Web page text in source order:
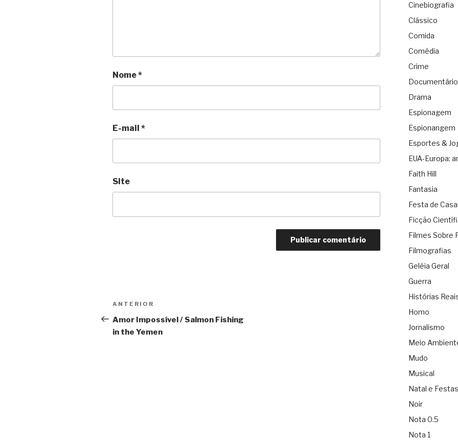
Nome*
E-mail *
Site
Navegação
de
Post
Anterior
ANTERIOR
Amor Impossível / Salmon Fishing
in the Yemen
Cinebiografia
Clássico
Comida
Comédia
Crime
Documentário
Drama
Espionagem
Espionangem
Esportes &
EUA-Europa:
Faith Hill
Fantasia
Festa de
Ficção
Filmes Sobre
Filmografias
Geléia Geral
Guerra
Histórias
Homo
Jornalismo
Meio
Mudo
Musical
Natal e Festas
Noir
Nota 0.5
Nota 1